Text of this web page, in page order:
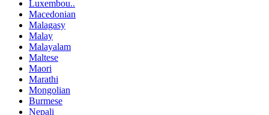
Luxembou..
Macedonian
Malagasy
Malay
Malayalam
Maltese
Maori
Marathi
Mongolian
Burmese
Nepali